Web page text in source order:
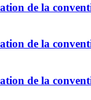
de la
de la
de la